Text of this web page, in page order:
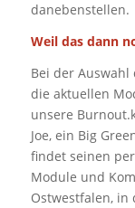
danebenstellen.
Weil das dann
Bei der
die aktuellen
unsere
Joe, ein Big
findet seinen
Module und
Ostwestfalen, in